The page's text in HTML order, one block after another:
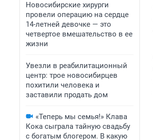
Новосибирские хирурги
провели операцию на сердце
14-летней девочке — это
четвертое вмешательство в ее
жизни
Увезли в реабилитационный
центр: трое новосибирцев
похитили человека и
заставили продать дом
«Теперь мы семья!» Клава
Кока сыграла тайную свадьбу
с богатым блогером. В какую